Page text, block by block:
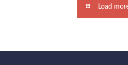
Load